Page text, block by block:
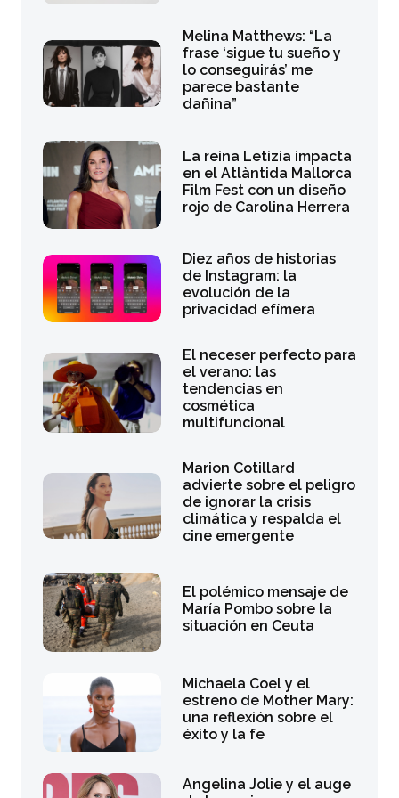
Melina Matthews: “La
frase ‘sigue tu sueño y
lo conseguirás’ me
parece bastante
dañina”
La reina Letizia impacta
en el Atlàntida Mallorca
Film Fest con un diseño
rojo de Carolina Herrera
Diez años de historias
de Instagram: la
evolución de la
privacidad efímera
El neceser perfecto para
el verano: las
tendencias en
cosmética
multifuncional
Marion Cotillard
advierte sobre el peligro
de ignorar la crisis
climática y respalda el
cine emergente
El polémico mensaje de
María Pombo sobre la
situación en Ceuta
Michaela Coel y el
estreno de Mother Mary:
una reflexión sobre el
éxito y la fe
Angelina Jolie y el auge